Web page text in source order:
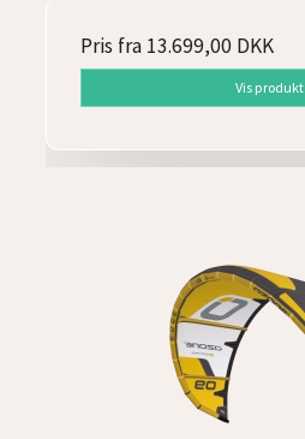
Pris fra 13.699,00 DKK
Vis produkt